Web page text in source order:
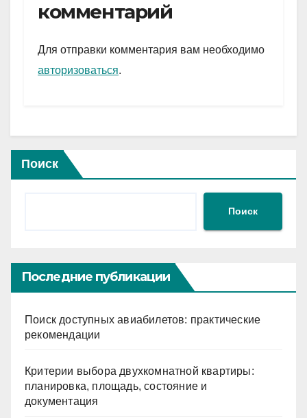
a
m
A
p
и
комментарий
Для отправки комментария вам необходимо
авторизоваться.
Поиск
Поиск
Последние публикации
Поиск доступных авиабилетов: практические
рекомендации
Критерии выбора двухкомнатной квартиры:
планировка, площадь, состояние и
документация